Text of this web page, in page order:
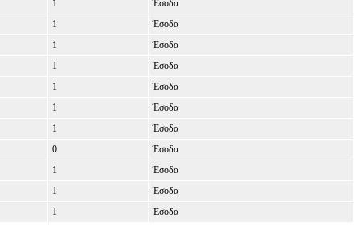
1
Έσοδα
1
Έσοδα
1
Έσοδα
1
Έσοδα
1
Έσοδα
1
Έσοδα
1
Έσοδα
0
Έσοδα
1
Έσοδα
1
Έσοδα
1 Έσοδα